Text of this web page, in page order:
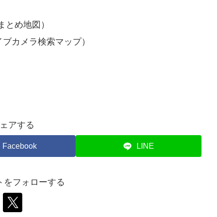
め地図）
カメラ検索マップ）
アする
Facebook LINE
をフォローする